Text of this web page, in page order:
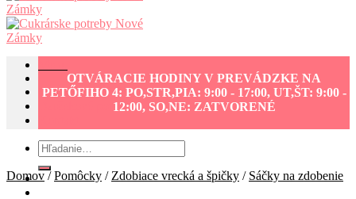
Cukrárske potreby eshop
Darčekové poukážky
Hľadať:
OTVÁRACIE HODINY V PREVÁDZKE NA
PETŐFIHO 4: PO,STR,PIA: 9:00 - 17:00, UT,ŠT: 9:00 -
12:00, SO,NE: ZATVORENÉ
Domov / Pomôcky / Zdobiace vrecká a špičky / Sáčky na zdobenie